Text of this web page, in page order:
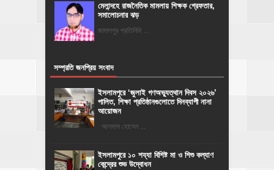
মেলান্দহে রাজনৈতিক মামলায় শিক্ষক গ্রেফতার,
সমালোচনার ঝড়
জামালপুর প্রতিনিধি ...
সম্প্রতি জনপ্রিয় সংবাদ
‎ইসলামপুরে ‘জুলাই গণঅভ্যুত্থান দিবস ২০২৬’
পালিত, শিক্ষা প্রতিষ্ঠানগুলোতে দিনব্যাপী নানা
আয়োজন
‎​আলমাস হোসেন ...
ইসলামপুরে ১০ শয্যা বিশিষ্ট মা ও শিশু কল্যাণ
কেন্দ্রের শুভ উদ্বোধন